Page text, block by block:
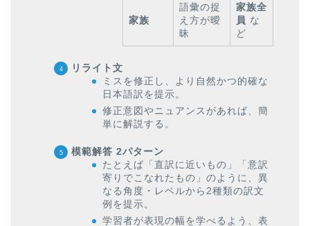
家族
語彙の捉
え方が曖
昧
家族全
員 な
ど
リライト文
ミスを修正し、より自然かつ的確な
日本語訳を提示。
修正意図やニュアンスがあれば、簡
単に解説する。
模範解答 2パターン
たとえば「直訳に近いもの」「意訳
寄りでこなれたもの」のように、異
なる角度・レベルから2種類の訳文
例を提示。
学習者が表現の幅を学べるよう、表